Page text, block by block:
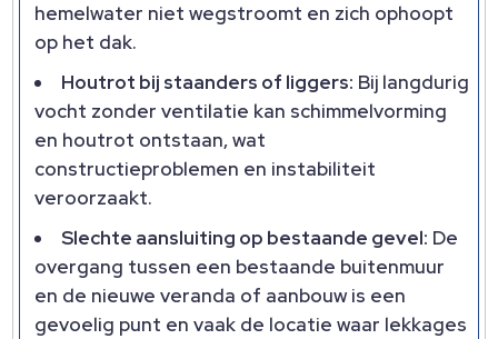
hemelwater niet wegstroomt en zich ophoopt
op het dak.
Houtrot bij staanders of liggers: Bij langdurig
vocht zonder ventilatie kan schimmelvorming
en houtrot ontstaan, wat
constructieproblemen en instabiliteit
veroorzaakt.
Slechte aansluiting op bestaande gevel: De
overgang tussen een bestaande buitenmuur
en de nieuwe veranda of aanbouw is een
gevoelig punt en vaak de locatie waar lekkages